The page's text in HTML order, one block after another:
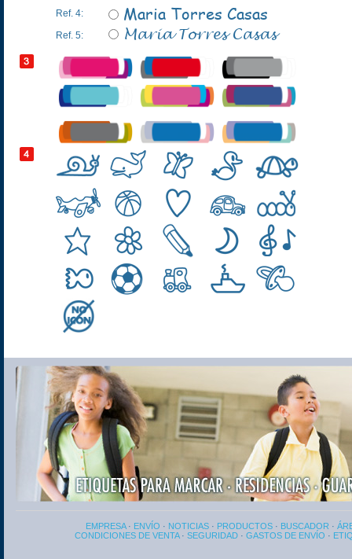
Ref. 4: Maria Torres Casas
Ref. 5: Maria Torres Casas
EMPRESA· ENVÍO · NOTICIAS · PRODUCTOS · BUSCADOR ·
CONDICIONES DE VENTA· SEGURIDAD· GASTOS DE ENVÍO ·